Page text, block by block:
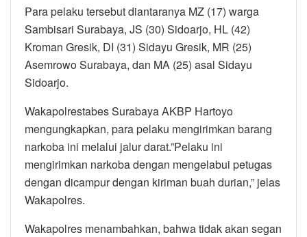
Para pelaku tersebut diantaranya MZ (17) warga
Sambisari Surabaya, JS (30) Sidoarjo, HL (42)
Kroman Gresik, DI (31) Sidayu Gresik, MR (25)
Asemrowo Surabaya, dan MA (25) asal Sidayu
Sidoarjo.
Wakapolrestabes Surabaya AKBP Hartoyo
mengungkapkan, para pelaku mengirimkan barang
narkoba ini melalui jalur darat.”Pelaku ini
mengirimkan narkoba dengan mengelabui petugas
dengan dicampur dengan kiriman buah durian,” jelas
Wakapolres.
Wakapolres menambahkan, bahwa tidak akan segan